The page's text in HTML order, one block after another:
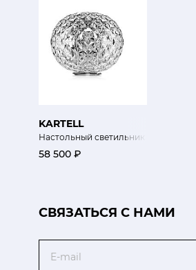
KARTELL
Настольный светильник Планета
58 500 ₽
CВЯЗАТЬСЯ С НАМИ